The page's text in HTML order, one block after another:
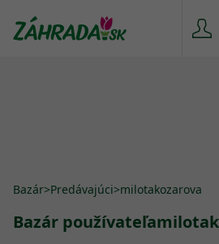
Bazár>Predávajúci>milotakozarova
Bazár používateľa